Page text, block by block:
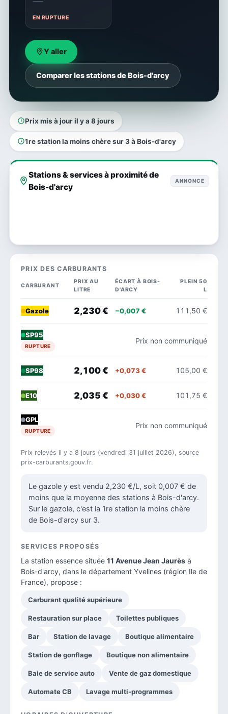
EN RUPTURE
Y aller
Comparer les stations de Bois-d'arcy
Prix mis à jour il y a 8 jours
1re station la moins chère sur 3 à Bois-d'arcy
Stations & services à proximité de
Bois-d'arcy
ANNONCE
PRIX DES CARBURANTS
CARBURANT
PRIX AU
LITRE
ÉCART À BOIS-
D'ARCY
PLEIN 50
L
Gazole 2,230 € −0,007 € 111,50 €
SP95
RUPTURE
Prix non communiqué
SP98 2,100 € +0,073 € 105,00 €
E10 2,035 € +0,030 € 101,75 €
GPL
RUPTURE
Prix non communiqué
Prix relevés il y a 8 jours (vendredi 31 juillet 2026), source
prix-carburants.gouv.fr.
Le gazole y est vendu 2,230 €/L, soit 0,007 € de
moins que la moyenne des stations à Bois-d'arcy.
Sur le gazole, c'est la 1re station la moins chère
de Bois-d'arcy sur 3.
SERVICES PROPOSÉS
La station essence située 11 Avenue Jean Jaurès à
Bois-d'arcy, dans le département Yvelines (région Ile de
France), propose :
Carburant qualité supérieure
Restauration sur place Toilettes publiques
Bar Station de lavage Boutique alimentaire
Station de gonflage Boutique non alimentaire
Baie de service auto Vente de gaz domestique
Automate CB Lavage multi-programmes